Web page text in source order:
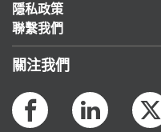
隱私政策
聯繫我們
關注我們